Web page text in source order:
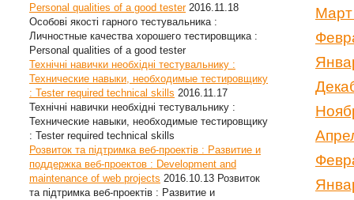
Personal qualities of a good tester 2016.11.18
Особові якості гарного тестувальника :
Личностные качества хорошего тестировщика :
Personal qualities of a good tester
Технічні навички необхідні тестувальнику :
Технические навыки, необходимые тестировщику
: Tester required technical skills 2016.11.17
Технічні навички необхідні тестувальнику :
Технические навыки, необходимые тестировщику
: Tester required technical skills
Розвиток та підтримка веб-проектів : Развитие и
поддержка веб-проектов : Development and
maintenance of web projects 2016.10.13 Розвиток
та підтримка веб-проектів : Развитие и